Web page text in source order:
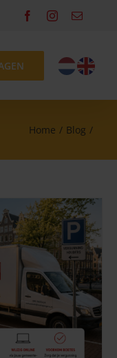
FacebookInstagram
Email
Home Blog